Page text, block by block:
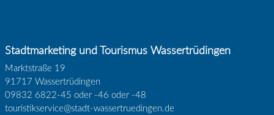
Stadtmarketing und Tourismus Wassertrüdingen
Marktstraße 19
91717 Wassertrüdingen
09832 6822-45 oder -46 oder -48
touristikservice@stadt-wassertruedingen.de